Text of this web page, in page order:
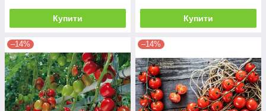
Купити Купити
–14% –14%